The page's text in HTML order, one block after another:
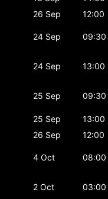
26 Sep
12:00
24 Sep 09:30
24 Sep 13:00
25 Sep 09:30
25 Sep
13:00
26 Sep
12:00
4 Oct 08:00
2 Oct 03:00